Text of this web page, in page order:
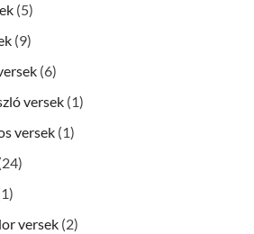
(5)
(9)
(6)
versek (1)
versek (1)
versek (2)